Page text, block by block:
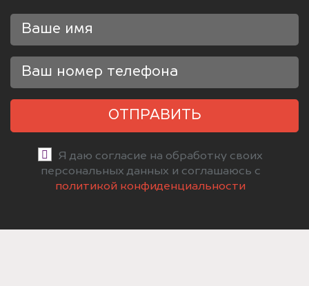
ОТПРАВИТЬ
Я даю согласие на обработку своих
персональных данных и соглашаюсь с
политикой конфиденциальности